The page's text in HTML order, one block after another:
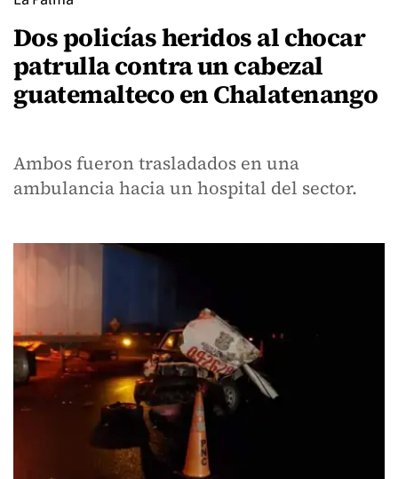
Dos policías heridos al chocar
patrulla contra un cabezal
guatemalteco en Chalatenango
Ambos fueron trasladados en una
ambulancia hacia un hospital del sector.